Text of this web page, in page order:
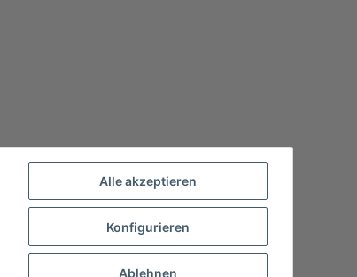
Alle akzeptieren
Konfigurieren
Ablehnen